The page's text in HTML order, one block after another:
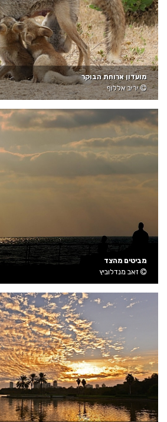
מועדון ארוחת הבוקר
יריב אללוף
מביטים מהצד
זאב מנדלוביץ